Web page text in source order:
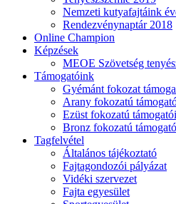
Nemzeti kutyafajtáink
Rendezvénynaptár 2018
Online Champion
Képzések
MEOE Szövetség
Támogatóink
Gyémánt fokozat
Arany fokozatú
Ezüst fokozatú
Bronz fokozatú
Tagfelvétel
Általános tájékoztató
Fajtagondozói pályázat
Vidéki szervezet
Fajta egyesület